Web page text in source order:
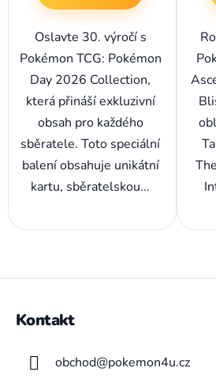
Oslavte 30. výročí s
Pokémon TCG: Pokémon
Day 2026 Collection,
která přináší exkluzivní
obsah pro každého
sběratele. Toto speciální
balení obsahuje unikátní
kartu, sběratelskou...
Kontakt
obchod@pokemon4u.cz